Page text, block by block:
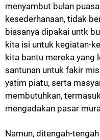
menyambut bulan
kesederhanaan, tidak
biasanya dipakai untk
kita isi untuk kegiatan-
kita bantu mereka yang
santunan untuk fakir
yatim piatu, serta
membutuhkan,
mengadakan pasar
Namun, ditengah-